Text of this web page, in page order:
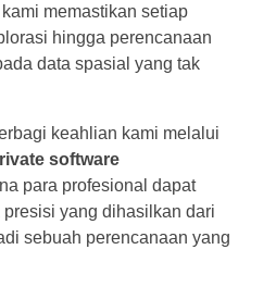
kami memastikan setiap
hingga perencanaan
data spasial yang tak
keahlian kami melalui
software
para profesional dapat
yang dihasilkan dari
sebuah perencanaan yang